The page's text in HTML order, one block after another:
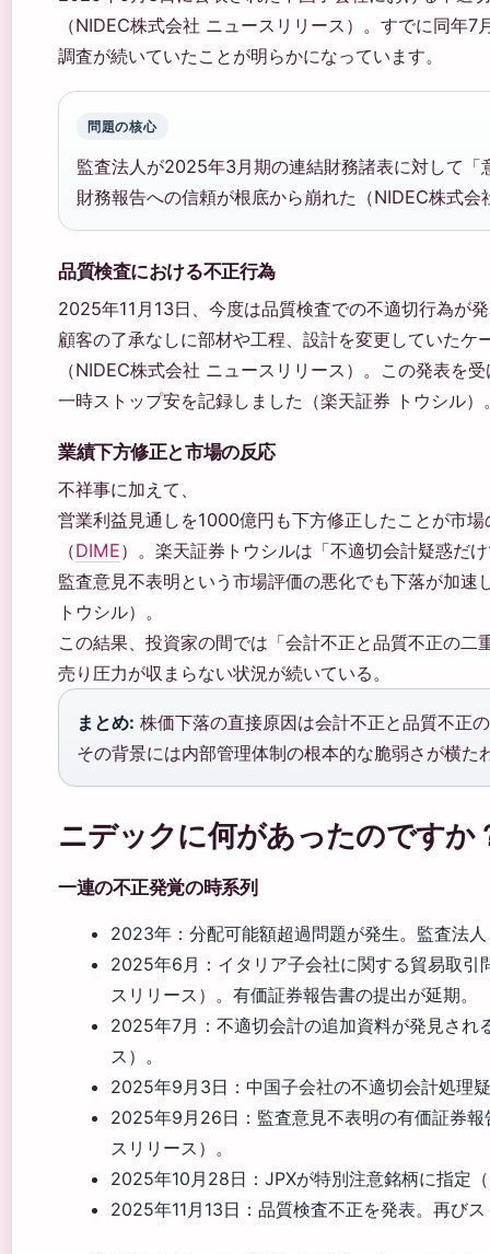
（NIDEC株式会社 ニュースリリース）。すでに同年
調査が続いていたことが明らかになっています。
問題の核心
監査法人が2025年3月期の連結財務諸表に対して「
財務報告への信頼が根底から崩れた（NIDEC株式
品質検査における不正行為
2025年11月13日、今度は品質検査での不適切行為が
顧客の了承なしに部材や工程、設計を変更していたケ
（NIDEC株式会社 ニュースリリース）。この発表を
一時ストップ安を記録しました（楽天証券 トウシル）
業績下方修正と市場の反応
不祥事に加えて、
営業利益見通しを1000億円も下方修正したことが市
（DIME）。楽天証券トウシルは「不適切会計疑惑だ
監査意見不表明という市場評価の悪化でも下落が加速
トウシル）。
この結果、投資家の間では「会計不正と品質不正の二
売り圧力が収まらない状況が続いている。
まとめ: 株価下落の直接原因は会計不正と品質不正
その背景には内部管理体制の根本的な脆弱さが横た
ニデックに何があったのですか
一連の不正発覚の時系列
2023年：分配可能額超過問題が発生。監査法
2025年6月：イタリア子会社に関する貿易取引
スリリース）。有価証券報告書の提出が延期。
2025年7月：不適切会計の追加資料が発見され
ス）。
2025年9月3日：中国子会社の不適切会計処理
2025年9月26日：監査意見不表明の有価証券
スリリース）。
2025年10月28日：JPXが特別注意銘柄に指定（
2025年11月13日：品質検査不正を発表。再び